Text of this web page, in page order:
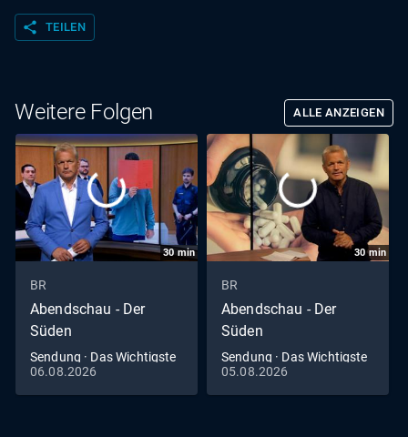
share TEILEN
Weitere Folgen ALLE ANZEIGEN
30 min
BR
Abendschau - Der
Süden
Sendung · Das Wichtigste
aus Südbayern
06.08.2026
30min
BR
Abendschau - Der
Süden
Sendung · Das Wichtigste
aus Südbayern
05.08.2026